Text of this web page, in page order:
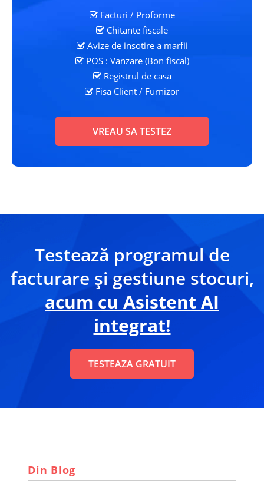
Facturi / Proforme
Chitante fiscale
Avize de insotire a marfii
POS : Vanzare (Bon fiscal)
Registrul de casa
Fisa Client / Furnizor
VREAU SA TESTEZ
Testează programul de
facturare și gestiune stocuri,
acum cu Asistent AI
integrat!
TESTEAZA GRATUIT
Din Blog